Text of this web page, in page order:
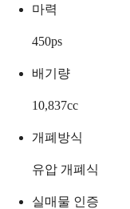
마력
450ps
배기량
10,837cc
개폐방식
유압 개폐식
실매물 인증